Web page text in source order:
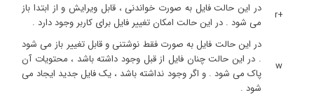
+r
در این حالت فایل به صورت خواندنی ، قابل ویرایش و از ابتدا باز
می شود . در این حالت امکان تغییر فایل برای کاربر وجود دارد .
w
در این حالت فایل به صورت فقط نوشتنی و قابل تغییر باز می شود
. در این حالت چنان فایل از قبل وجود داشته باشد ، محتویات آن
پاک می شود . و اگر وجود نداشته باشد ، یک فایل جدید ایجاد می
شود .